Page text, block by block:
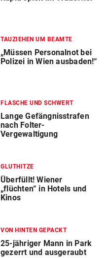
TAUZIEHEN UM BEAMTE
„Müssen Personalnot bei
Polizei in Wien ausbaden!“
FLASCHE UND SCHWERT
Lange Gefängnisstrafen
nach Folter-
Vergewaltigung
GLUTHITZE
Überfüllt! Wiener
„flüchten“ in Hotels und
Kinos
VON HINTEN GEPACKT
25-jähriger Mann in Park
gezerrt und ausgeraubt